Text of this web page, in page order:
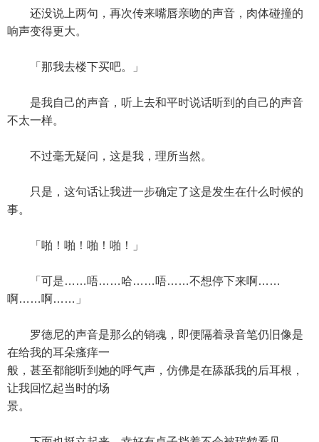
还没说上两句，再次传来嘴唇亲吻的声音，肉体碰撞的
响声变得更大。
「那我去楼下买吧。」
是我自己的声音，听上去和平时说话听到的自己的声音
不太一样。
不过毫无疑问，这是我，理所当然。
只是，这句话让我进一步确定了这是发生在什么时候的
事。
「啪！啪！啪！啪！」
「可是……唔……哈……唔……不想停下来啊……
啊……啊……」
罗德尼的声音是那么的销魂，即便隔着录音笔仍旧像是
在给我的耳朵瘙痒一
般，甚至都能听到她的呼气声，仿佛是在舔舐我的后耳根，
让我回忆起当时的场
景。